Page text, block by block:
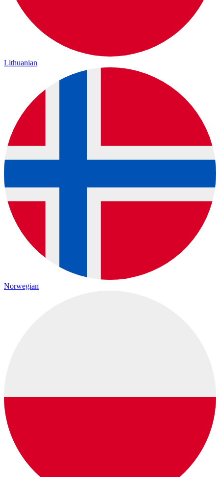
Lithuanian
Norwegian